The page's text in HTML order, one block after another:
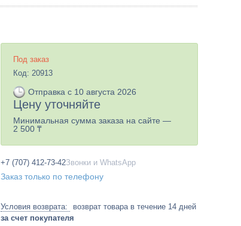
Под заказ
Код: 20913
Отправка с 10 августа 2026
Цену уточняйте
Минимальная сумма заказа на сайте —
2 500 ₸
+7 (707) 412-73-42Звонки и WhatsApp
Заказ только по телефону
возврат товара в течение 14 дней
за счет покупателя